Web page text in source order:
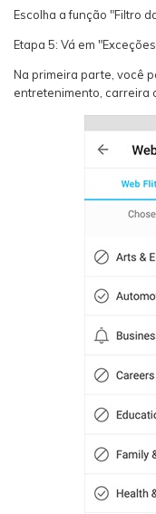
Escolha a função "Filtro
Etapa 5: Vá em
Na primeira parte, você
entretenimento, carreira